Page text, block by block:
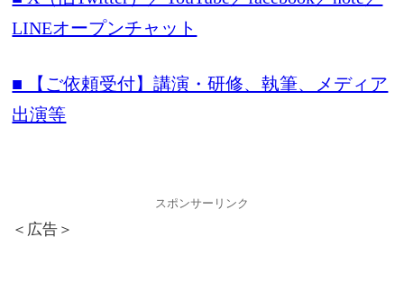
LINEオープンチャット
■ 【ご依頼受付】講演・研修、執筆、メディア
出演等
スポンサーリンク
＜広告＞